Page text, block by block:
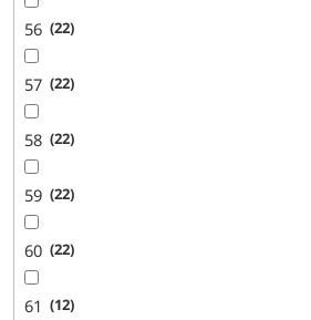
56 22
57 22
58 22
59 22
60 22
61 12